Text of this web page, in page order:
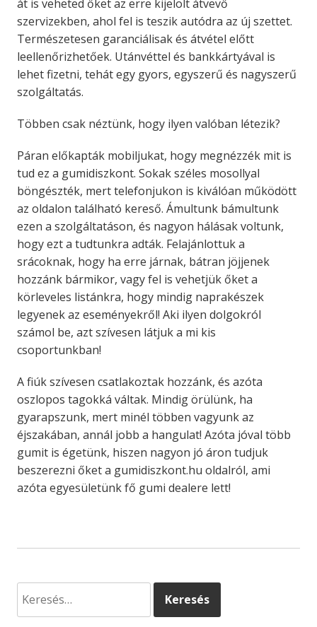
át is veheted őket az erre kijelölt átvevő
szervizekben, ahol fel is teszik autódra az új szettet.
Természetesen garanciálisak és átvétel előtt
leellenőrizhetőek. Utánvéttel és bankkártyával is
lehet fizetni, tehát egy gyors, egyszerű és nagyszerű
szolgáltatás.
Többen csak néztünk, hogy ilyen valóban létezik?
Páran előkapták mobiljukat, hogy megnézzék mit is
tud ez a gumidiszkont. Sokak széles mosollyal
böngészték, mert telefonjukon is kiválóan működött
az oldalon található kereső. Ámultunk bámultunk
ezen a szolgáltatáson, és nagyon hálásak voltunk,
hogy ezt a tudtunkra adták. Felajánlottuk a
srácoknak, hogy ha erre járnak, bátran jöjjenek
hozzánk bármikor, vagy fel is vehetjük őket a
körleveles listánkra, hogy mindig naprakészek
legyenek az eseményekről! Aki ilyen dolgokról
számol be, azt szívesen látjuk a mi kis
csoportunkban!
A fiúk szívesen csatlakoztak hozzánk, és azóta
oszlopos tagokká váltak. Mindig örülünk, ha
gyarapszunk, mert minél többen vagyunk az
éjszakában, annál jobb a hangulat! Azóta jóval több
gumit is égetünk, hiszen nagyon jó áron tudjuk
beszerezni őket a gumidiszkont.hu oldalról, ami
azóta egyesületünk fő gumi dealere lett!